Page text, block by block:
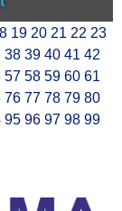
19 20 21 22 23
38 39 40 41 42
57 58 59 60 61
76 77 78 79 80
95 96 97 98 99